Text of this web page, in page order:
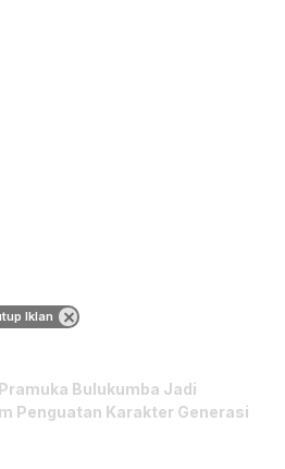
Bulukumba Jadi
Penguatan Karakter Generasi
Iklan